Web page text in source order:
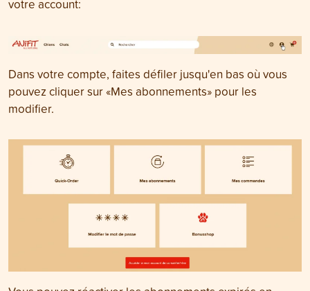
votre account:
Dans votre compte, faites défiler jusqu'en bas où vous
pouvez cliquer sur «Mes abonnements» pour les
modifier.